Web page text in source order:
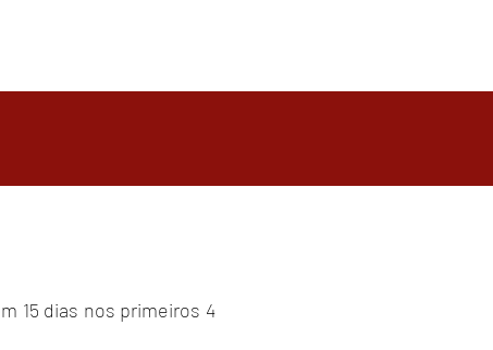
15 dias nos primeiros 4